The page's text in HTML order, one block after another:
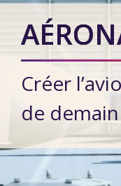
Créer
de demain